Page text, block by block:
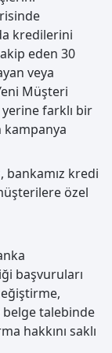
kredilerini
eden 30
veya
Müşteri
farklı bir
bankamız kredi
özel
başvuruları
talebinde
hakkını saklı